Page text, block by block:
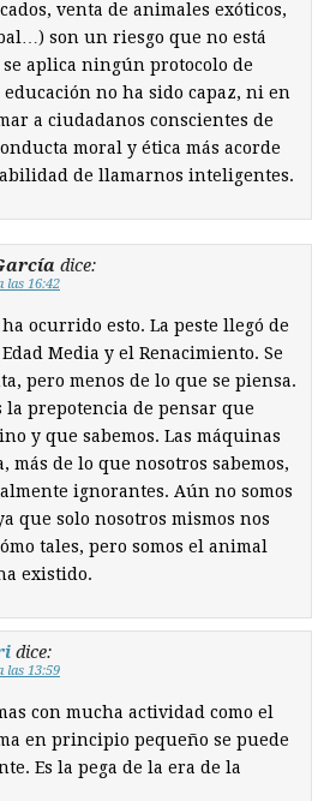
venta de animales exóticos,
son un riesgo que no está
aplica ningún protocolo de
no ha sido capaz, ni en
a ciudadanos conscientes de
moral y ética más acorde
de llamarnos inteligentes.
dice:
las 16:42
ocurrido esto. La peste llegó de
Media y el Renacimiento. Se
pero menos de lo que se piensa.
la prepotencia de pensar que
y que sabemos. Las máquinas
más de lo que nosotros sabemos,
ignorantes. Aún no somos
que solo nosotros mismos nos
tales, pero somos el animal
existido.
dice:
las 13:59
con mucha actividad como el
en principio pequeño se puede
Es la pega de la era de la